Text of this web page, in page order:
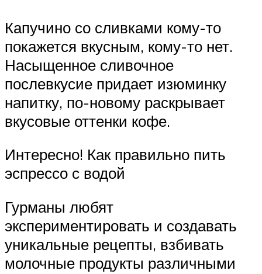
Капучино со сливками кому-то
покажется вкусным, кому-то нет.
Насыщенное сливочное
послевкусие придает изюминку
напитку, по-новому раскрывает
вкусовые оттенки кофе.
Интересно! Как правильно пить
эспрессо с водой
Гурманы любят
экспериментировать и создавать
уникальные рецепты, взбивать
молочные продукты различными